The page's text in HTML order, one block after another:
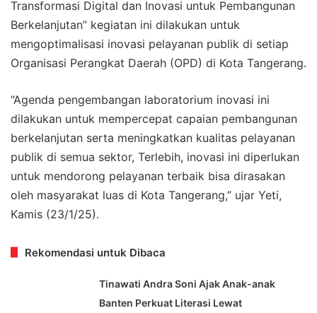
Transformasi Digital dan Inovasi untuk Pembangunan
Berkelanjutan” kegiatan ini dilakukan untuk
mengoptimalisasi inovasi pelayanan publik di setiap
Organisasi Perangkat Daerah (OPD) di Kota Tangerang.
“Agenda pengembangan laboratorium inovasi ini
dilakukan untuk mempercepat capaian pembangunan
berkelanjutan serta meningkatkan kualitas pelayanan
publik di semua sektor, Terlebih, inovasi ini diperlukan
untuk mendorong pelayanan terbaik bisa dirasakan
oleh masyarakat luas di Kota Tangerang,” ujar Yeti,
Kamis (23/1/25).
Rekomendasi untuk Dibaca
Tinawati Andra Soni Ajak Anak-anak
Banten Perkuat Literasi Lewat